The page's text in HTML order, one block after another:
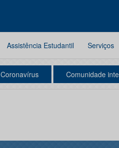
Assistência Estudantil Serviços
Coronavírus Comunidade